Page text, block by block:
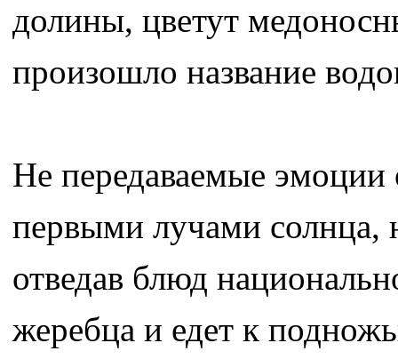
долины, цветут
произошло название
Не передаваемые эмоции
первыми лучами солнца,
отведав блюд
жеребца и едет к